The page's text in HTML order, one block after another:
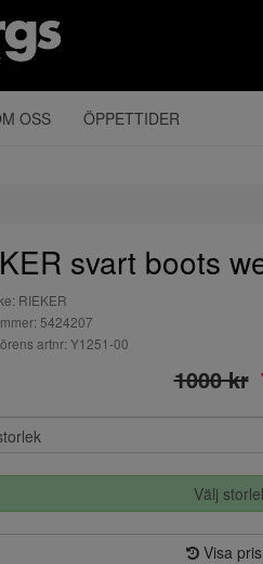
OSS ÖPPETTIDER
svart boots
RIEKER
5424207
artnr: Y1251-00
1000 kr
Välj
Visa